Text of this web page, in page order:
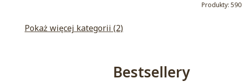
Produkty: 590
Pokaż więcej kategorii (2)
Bestsellery